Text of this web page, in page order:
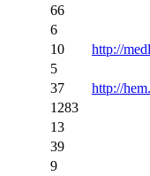
66
6
10 http://
5
37 http://
1283
13
39
9